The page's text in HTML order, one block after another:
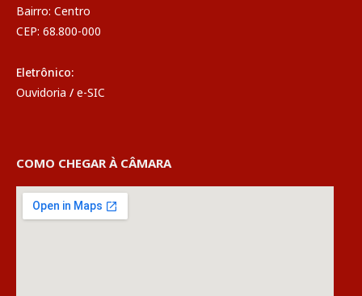
Bairro: Centro
CEP: 68.800-000
Eletrônico:
Ouvidoria / e-SIC
COMO CHEGAR À CÂMARA